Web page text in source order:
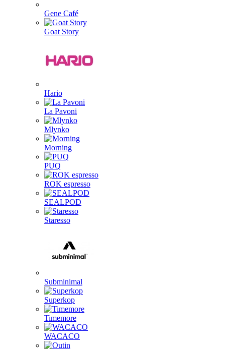
Gene Café
Goat Story
Hario
La Pavoni
Mlynko
Morning
PUQ
ROK espresso
SEALPOD
Staresso
Subminimal
Superkop
Timemore
WACACO